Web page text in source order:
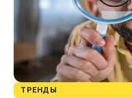
ТРЕНДЫ